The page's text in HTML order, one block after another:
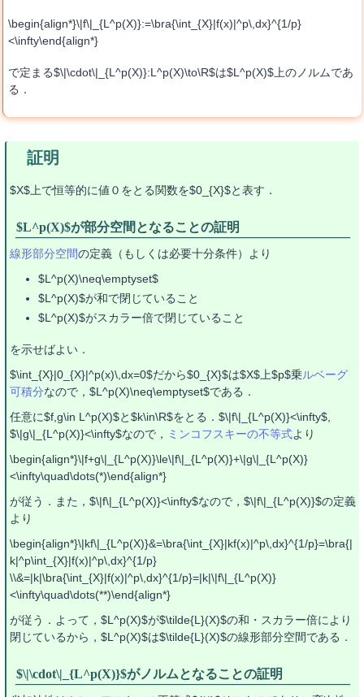
\begin{align*}\|f\|_{L^p(X)}:=\bra{\int_{X}|f(x)|^p\,dx}^{1/p}
<\infty\end{align*}
で定まる$\|\cdot\|_{L^p(X)}:L^p(X)\to\R$は$L^p(X)$上のノルムであ
る．
$X$上で恒等的に値０をとる関数を$0_{X}$と表す．
$L^p(X)$が部分空間となることの証明
線形部分空間の定義（もしくは必要十分条件）より
$L^p(X)\neq\emptyset$
$L^p(X)$が和で閉じていること
$L^p(X)$がスカラー倍で閉じていること
を示せばよい．
$\int_{X}|0_{X}|^p(x)\,dx=0$だから$0_{X}$は$X$上$p$乗ルベーグ
可積分なので，$L^p(X)\neq\emptyset$である．
任意に$f,g\in L^p(X)$と$k\in\R$をとる．$\|f\|_{L^p(X)}<\infty$,
$\|g\|_{L^p(X)}<\infty$なので， ミンコフスキーの不等式より
\begin{align*}\|f+g\|_{L^p(X)}\le\|f\|_{L^p(X)}+\|g\|_{L^p(X)}
<\infty\quad\dots(*)\end{align*}
が従う．また，$\|f\|_{L^p(X)}<\infty$なので，$\|f\|_{L^p(X)}$の定義
より
\begin{align*}\|kf\|_{L^p(X)}&=\bra{\int_{X}|kf(x)|^p\,dx}^{1/p}=\bra{|
k|^p\int_{X}|f(x)|^p\,dx}^{1/p}
\\&=|k|\bra{\int_{X}|f(x)|^p\,dx}^{1/p}=|k|\|f\|_{L^p(X)}
<\infty\quad\dots(**)\end{align*}
が従う．よって，$L^p(X)$が$\tilde{L}(X)$の和・スカラー倍により
閉じているから，$L^p(X)$は$\tilde{L}(X)$の線形部分空間である．
$\|\cdot\|_{L^p(X)}$がノルムとなることの証明